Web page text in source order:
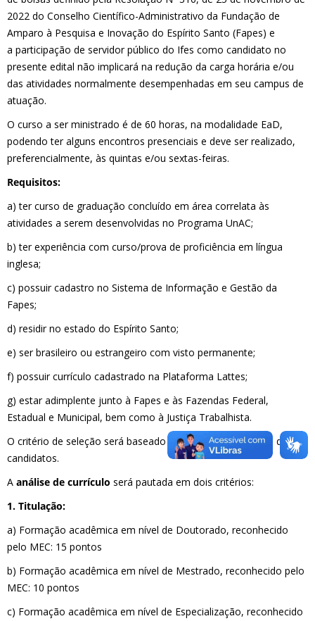
2022 do Conselho Científico-Administrativo da Fundação de
Amparo à Pesquisa e Inovação do Espírito Santo (Fapes) e
a participação de servidor público do Ifes como candidato no
presente edital não implicará na redução da carga horária e/ou
das atividades normalmente desempenhadas em seu campus de
atuação.
O curso a ser ministrado é de 60 horas, na modalidade EaD,
podendo ter alguns encontros presenciais e deve ser realizado,
preferencialmente, às quintas e/ou sextas-feiras.
Requisitos:
a) ter curso de graduação concluído em área correlata às
atividades a serem desenvolvidas no Programa UnAC;
b) ter experiência com curso/prova de proficiência em língua
inglesa;
c) possuir cadastro no Sistema de Informação e Gestão da
Fapes;
d) residir no estado do Espírito Santo;
e) ser brasileiro ou estrangeiro com visto permanente;
f) possuir currículo cadastrado na Plataforma Lattes;
g) estar adimplente junto à Fapes e às Fazendas Federal,
Estadual e Municipal, bem como à Justiça Trabalhista.
O critério de seleção será baseado em análise de currículo dos
candidatos.
A análise de currículo será pautada em dois critérios:
1. Titulação:
a) Formação acadêmica em nível de Doutorado, reconhecido
pelo MEC: 15 pontos
b) Formação acadêmica em nível de Mestrado, reconhecido pelo
MEC: 10 pontos
c) Formação acadêmica em nível de Especialização, reconhecido